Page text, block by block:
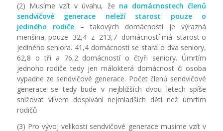
(2) Musíme vzít v úvahu, že na domácnostechčlenů
sendvičové generace neleží starost pouze o
jediného rodiče – takových domácností je výrazná
menšina, pouze 32,4 z 213,7 domácností má starost o
jediného seniora. 41,4 domácností se stará o dva seniory,
62,8 o tři a 76,2 domácností o čtyři seniory. Úmrtím
jednoho rodiče tedy jen málokterá domácnost či osoba
vypadne ze sendvičové generace. Počet členů sendvičové
generace se tedy bude v nejbližších dvou letech spíše
snižovat vlivem dospívání nejmladších dětí než úmrtím
rodičů
(3) Pro vývoj velikosti sendvičové generace musíme vzít v